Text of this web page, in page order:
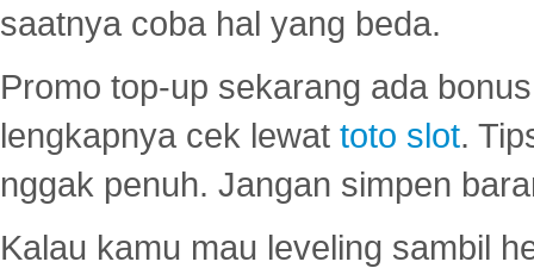
saatnya coba hal yang beda.
Promo top-up sekarang ada
lengkapnya cek lewat toto slot.
nggak penuh. Jangan simpen
Kalau kamu mau leveling sambil